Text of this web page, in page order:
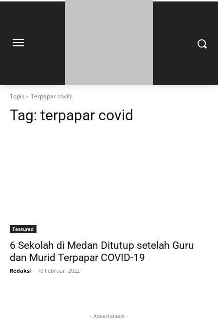
Topik Terpapar covid
Tag: terpapar covid
Featured
6 Sekolah di Medan Ditutup setelah Guru
dan Murid Terpapar COVID-19
Redaksi - 10 Februari 2022
- Advertisment -